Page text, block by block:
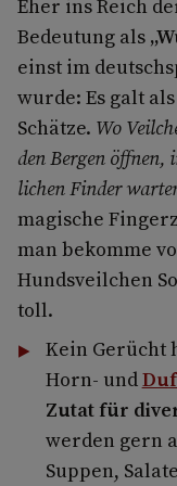
Eher ins Reich
Bedeutung als
einst im
wurde: Es galt
Schätze. Wo
den Bergen
lichen Finder
magische
man bekomme
Hundsveilchen
toll.
Kein Gerücht
Horn- und
Zutat für
werden gern
Suppen,